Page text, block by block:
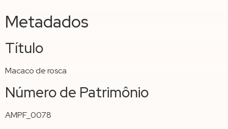
Metadados
Título
Macaco de rosca
Número de Patrimônio
AMPF_0078